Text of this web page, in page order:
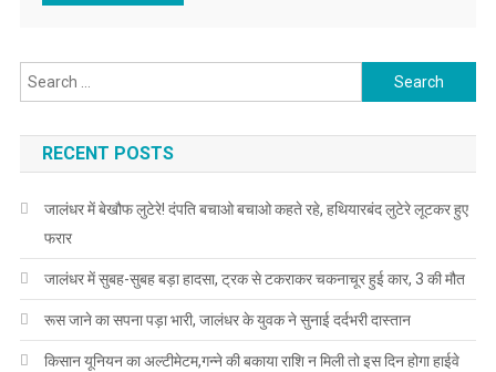
Search for:
RECENT POSTS
जालंधर में बेखौफ लुटेरे! दंपति बचाओ बचाओ कहते रहे, हथियारबंद लुटेरे लूटकर हुए
फरार
जालंधर में सुबह-सुबह बड़ा हादसा, ट्रक से टकराकर चकनाचूर हुई कार, 3 की मौत
रूस जाने का सपना पड़ा भारी, जालंधर के युवक ने सुनाई दर्दभरी दास्तान
किसान यूनियन का अल्टीमेटम,गन्ने की बकाया राशि न मिली तो इस दिन होगा हाईवे